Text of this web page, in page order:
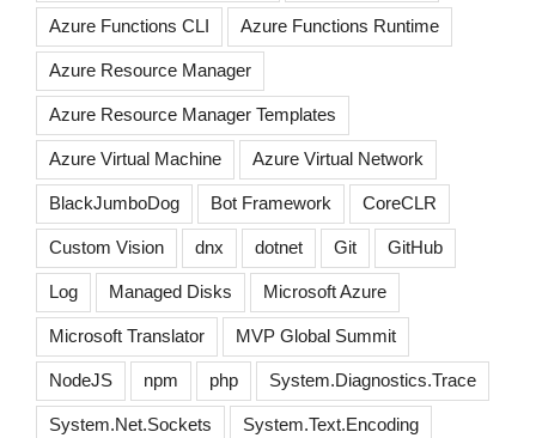
Azure Functions CLI Azure Functions Runtime
Azure Resource Manager
Azure Resource Manager Templates
Azure Virtual Machine Azure Virtual Network
BlackJumboDog Bot Framework CoreCLR
Custom Vision dnx dotnet Git GitHub
Log Managed Disks Microsoft Azure
Microsoft Translator MVP Global Summit
NodeJS npm php System.Diagnostics.Trace
System.Net.Sockets System.Text.Encoding